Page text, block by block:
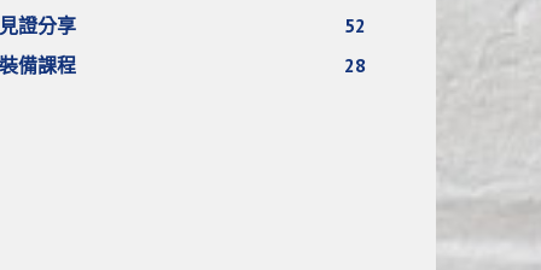
見證分享
52
裝備課程
28